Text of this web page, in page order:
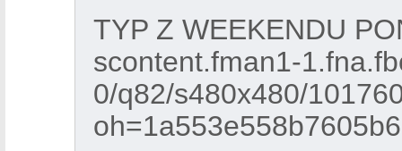
TYP Z WEEKENDU
scontent.fman1-
0/q82/s480x480/